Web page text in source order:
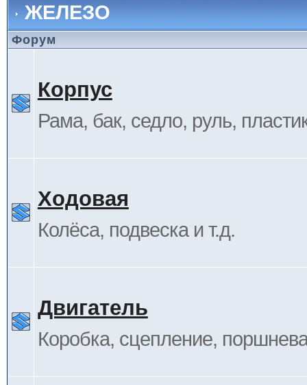
ЖЕЛЕЗО
Форум
Корпус
Рама, бак, седло, руль,
Ходовая
Колёса, подвеска и т.д.
Двигатель
Коробка, сцепление,